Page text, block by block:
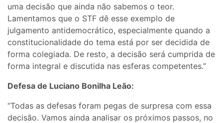
uma decisão que ainda não sabemos o teor.
Lamentamos que o STF dê esse exemplo de
julgamento antidemocrático, especialmente quando a
constitucionalidade do tema está por ser decidida de
forma colegiada. De resto, a decisão será cumprida de
forma integral e discutida nas esferas competentes.”
Defesa de Luciano Bonilha Leão:
“Todas as defesas foram pegas de surpresa com essa
decisão. Vamos ainda analisar os próximos passos, no